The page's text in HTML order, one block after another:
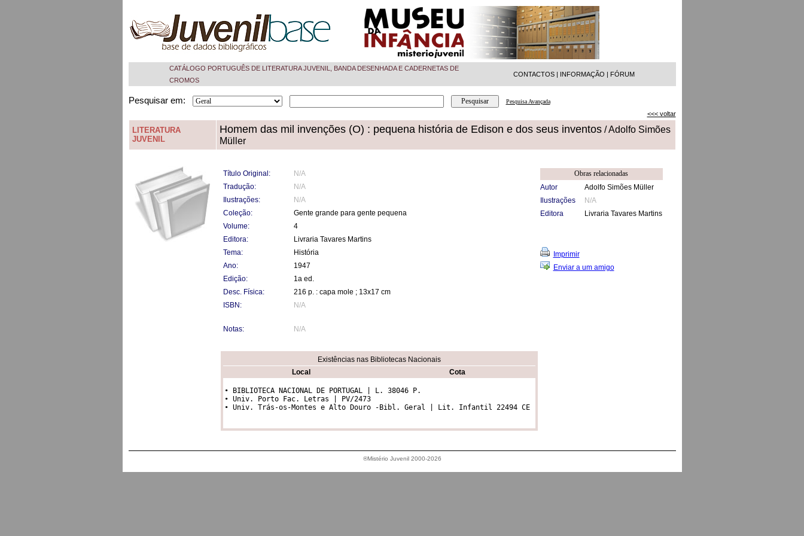
CATÁLOGO PORTUGUÊS DE LITERATURA JUVENIL, BANDA DESENHADA E CADERNETAS DE
CROMOS
CONTACTOS | INFORMAÇÃO | FÓRUM
Pesquisar em: Pesquisa Avançada
<<< voltar
LITERATURA
JUVENIL
Homem das mil invenções (O) : pequena história de Edison e dos seus inventos/ Adolfo Simões
Müller
Título Original:
N/A
Tradução:
N/A
Ilustrações:
N/A
Coleção:
Gente grande para gente pequena
Volume:
4
Editora:
Livraria Tavares Martins
Tema:
História
Ano:
1947
Edição:
1a ed.
Desc. Física:
216 p. : capa mole ; 13x17 cm
ISBN:
N/A
Notas: N/A
Existências nas Bibliotecas Nacionais
Local
Cota
• BIBLIOTECA NACIONAL DE PORTUGAL | L. 38046 P.
• Univ. Porto Fac. Letras | PV/2473
Obras relacionadas
Autor
Adolfo Simões Müller
Ilustrações
N/A
Editora
Livraria Tavares Martins
Imprimir
Enviar a um amigo
®Mistério Juvenil 2000-2026